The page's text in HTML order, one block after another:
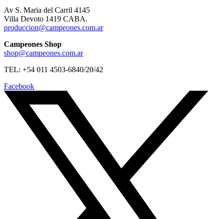
Av S. Maria del Carril 4145
Villa Devoto 1419 CABA.
produccion@campeones.com.ar
Campeones Shop
shop@campeones.com.ar
TEL: +54 011 4503-6840/20/42
Facebook